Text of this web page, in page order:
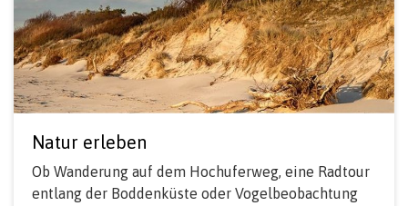
Natur erleben
Ob Wanderung auf dem Hochuferweg, eine Radtour
entlang der Boddenküste oder Vogelbeobachtung